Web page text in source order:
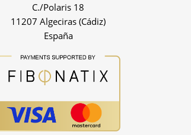
C./Polaris 18
11207 Algeciras (Cádiz)
España